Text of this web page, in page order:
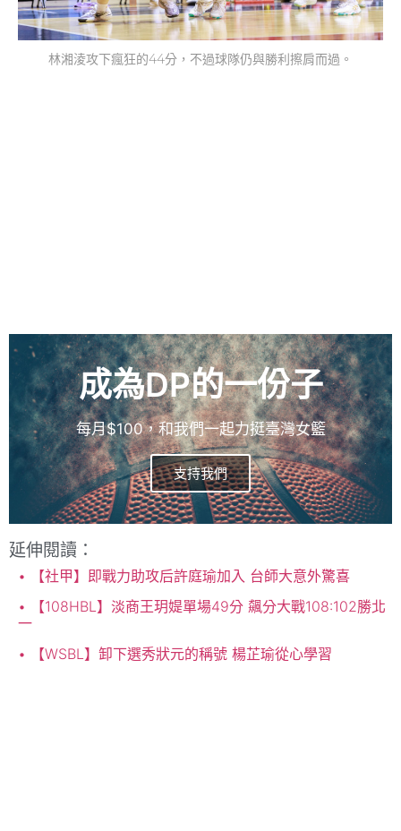
林湘淩攻下瘋狂的44分，不過球隊仍與勝利擦肩而過。
成為DP的一份子
每月$100，和我們一起力挺臺灣女籃
支持我們
延伸閱讀：
【社甲】即戰力助攻后許庭瑜加入 台師大意外驚喜
【108HBL】淡商王玥媞單場49分 飆分大戰108:102勝北
一
【WSBL】卸下選秀狀元的稱號 楊芷瑜從心學習